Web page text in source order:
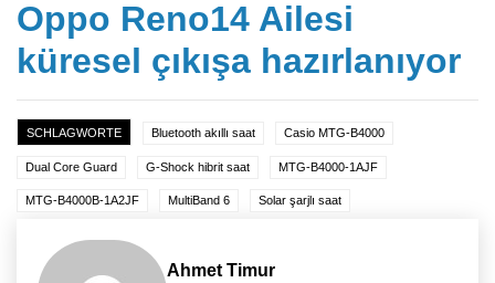
Oppo Reno14 Ailesi
küresel çıkışa hazırlanıyor
SCHLAGWORTE Bluetooth akıllı saat Casio MTG-B4000
Dual Core Guard G-Shock hibrit saat MTG-B4000-1AJF
MTG-B4000B-1A2JF MultiBand 6 Solar şarjlı saat
Ahmet Timur